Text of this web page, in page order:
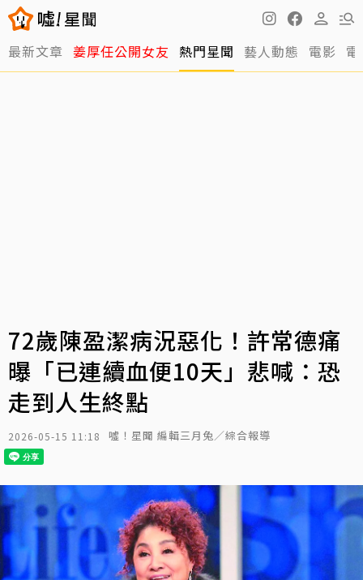
最新文章 姜厚任公開女友 熱門星聞 藝人動態 電影
72歲陳盈潔病況惡化！許常德痛
曝「已連續血便10天」悲喊：恐
走到人生終點
2026-05-15 11:18 噓！星聞 編輯三月兔／綜合報導